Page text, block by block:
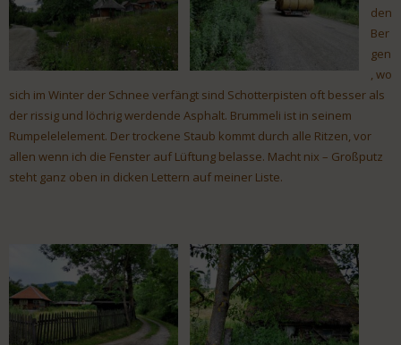
den
Ber
gen
, wo
sich im Winter der Schnee verfängt sind Schotterpisten oft besser als
der rissig und löchrig werdende Asphalt. Brummeli ist in seinem
Rumpelelelement. Der trockene Staub kommt durch alle Ritzen, vor
allen wenn ich die Fenster auf Lüftung belasse. Macht nix – Großputz
steht ganz oben in dicken Lettern auf meiner Liste.